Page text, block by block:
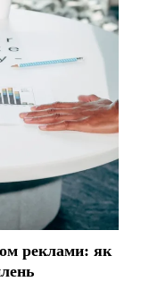
реклами: як